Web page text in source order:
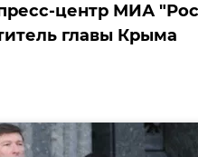
центр МИА
главы Крыма